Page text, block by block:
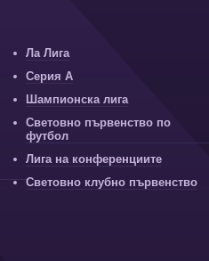
Ла Лига
Серия А
Шампионска лига
Световно първенство по
футбол
Лига на конференциите
Световно клубно първенство